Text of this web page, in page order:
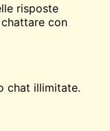
risposte
con
chat illimitate.